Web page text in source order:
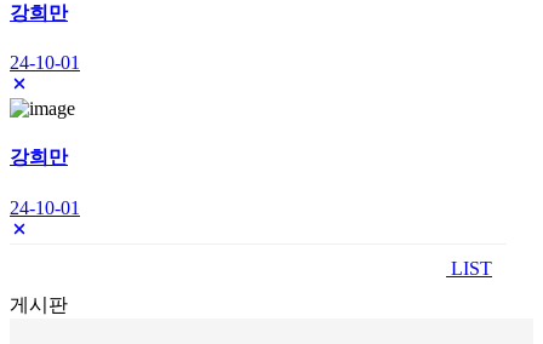
강희만
24-10-01
강희만
24-10-01
LIST
게시판